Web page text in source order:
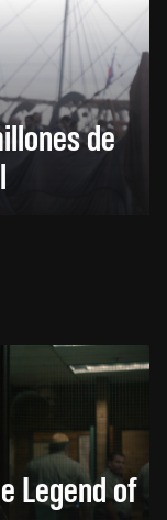
de
Legend of